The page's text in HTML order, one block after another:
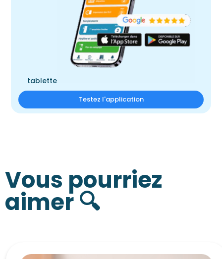
tablette
Testez l'application
Vous pourriez
aimer 🔍